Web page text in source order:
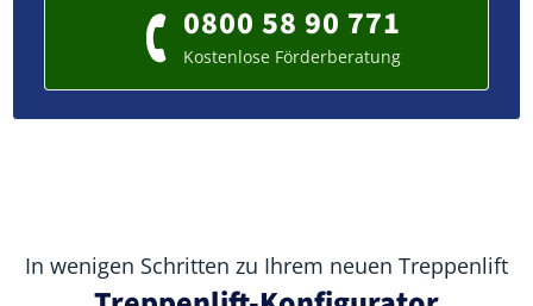
0800 58 90 771
Kostenlose Förderberatung
In wenigen Schritten zu Ihrem neuen Treppenlift